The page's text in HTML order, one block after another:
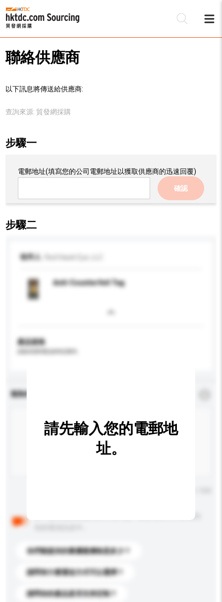
聯絡供應商
以下訊息將傳送給供應商:
查詢來源: 貿發網採購
步驟一
電郵地址(填寫您的公司電郵地址以獲取供應商的迅速回覆)
確認
步驟二
收件人
Anti-Counterfeit Tag
產品規格
查詢內容
以下是其他買家提出的常見問題。點擊以將它們添加到
你們能提供的最優惠價格是多少？
請問有什麼運送方式可以選擇？
請問你的產品是否支持定制？
請先輸入您的電郵地
址。